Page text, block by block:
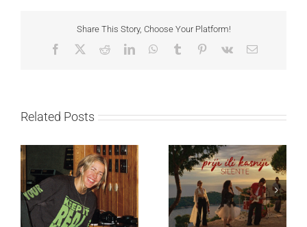
Share This Story, Choose Your Platform!
Facebook RedditLinkedInWhatsApp
Tumblr Pinterest
Vk Email
Related Posts
Ellie Goulding otkriva
nežniju stranu novim
singlom „4 Seasons“
Silente objavio novi
singl “Prije ili kasnije”